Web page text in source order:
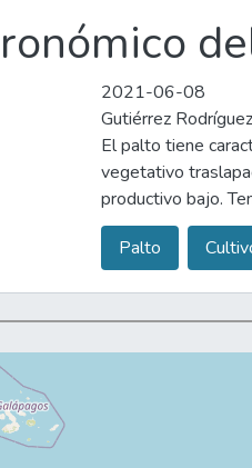
2021-06-08
Gutiérrez
El palto tiene
vegetativo
productivo bajo.
objetivo comercial.
postcosecha,
Palto